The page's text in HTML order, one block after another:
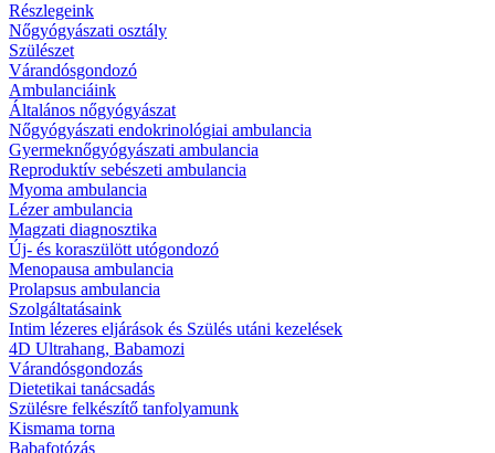
Részlegeink
Nőgyógyászati osztály
Szülészet
Várandósgondozó
Ambulanciáink
Általános nőgyógyászat
Nőgyógyászati endokrinológiai ambulancia
Gyermeknőgyógyászati ambulancia
Reproduktív sebészeti ambulancia
Myoma ambulancia
Lézer ambulancia
Magzati diagnosztika
Új- és koraszülött utógondozó
Menopausa ambulancia
Prolapsus ambulancia
Szolgáltatásaink
Intim lézeres eljárások és Szülés utáni kezelések
4D Ultrahang, Babamozi
Várandósgondozás
Dietetikai tanácsadás
Szülésre felkészítő tanfolyamunk
Kismama torna
Babafotózás